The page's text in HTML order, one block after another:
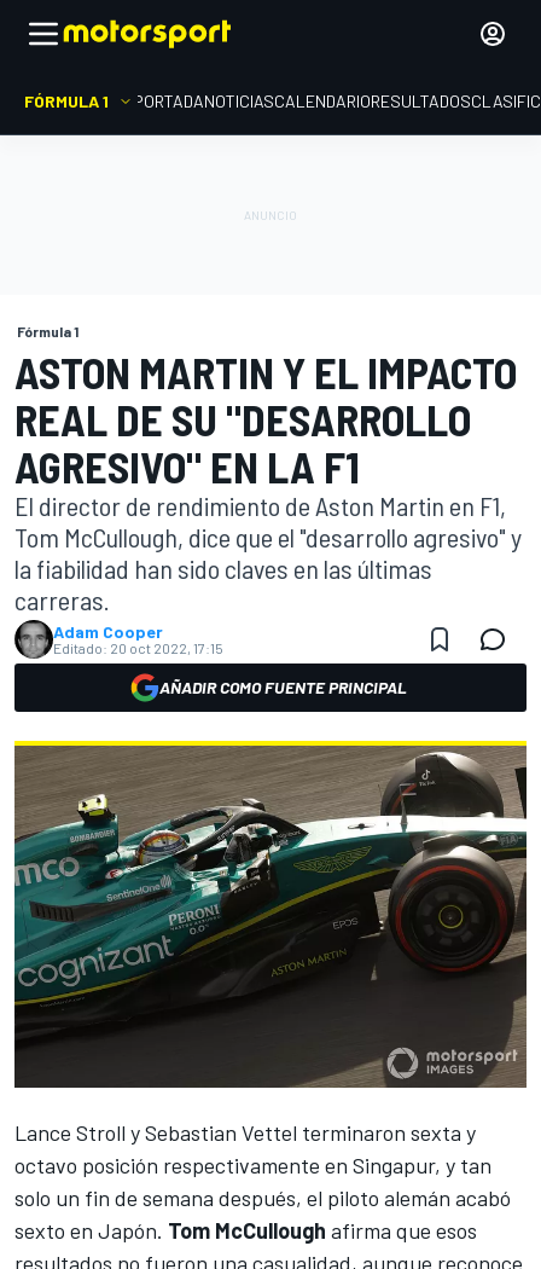
FÓRMULA 1 PORTADANOTICIASCALENDARIORESULTADOS
Fórmula 1
ASTON MARTIN Y EL IMPACTO
REAL DE SU "DESARROLLO
AGRESIVO" EN LA F1
El director de rendimiento de Aston Martin en F1,
Tom McCullough, dice que el "desarrollo agresivo" y
la fiabilidad han sido claves en las últimas
carreras.
Adam Cooper
Editado: 20 oct 2022, 17:15
AÑADIR COMO FUENTE PRINCIPAL
Lance Stroll ySebastian Vettel terminaron sexta y
octavo posición respectivamente en Singapur, y tan
solo un fin de semana después, el piloto alemán acabó
sexto en Japón. Tom McCullough afirma que esos
resultados no fueron una casualidad, aunque reconoce